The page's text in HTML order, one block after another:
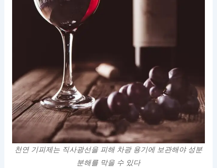
천연 기피제는 직사광선을 피해 차광 용기에 보관해야 성분
분해를 막을 수 있다